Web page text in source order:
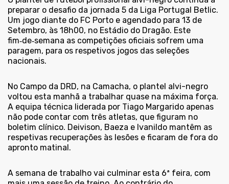
preparar o desafio da jornada 5 da Liga Portugal Betlic.
Um jogo diante do FC Porto e agendado para 13 de
Setembro, às 18h00, no Estádio do Dragão. Este
fim‑de‑semana as competições oficiais sofrem uma
paragem, para os respetivos jogos das seleções
nacionais.
No Campo da DRD, na Camacha, o plantel alvi-negro
voltou esta manhã a trabalhar quase na máxima força.
A equipa técnica liderada por Tiago Margarido apenas
não pode contar com três atletas, que figuram no
boletim clínico. Deivison, Baeza e Ivanildo mantêm as
respetivas recuperações às lesões e ficaram de fora do
apronto matinal.
A semana de trabalho vai culminar esta 6ª feira, com